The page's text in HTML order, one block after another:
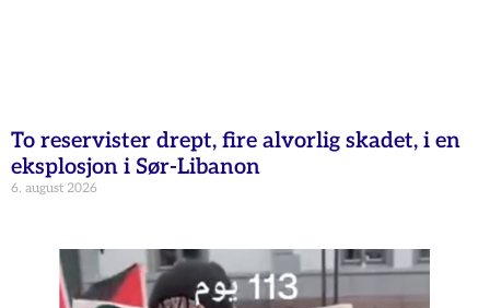
To reservister drept, fire alvorlig skadet, i en
eksplosjon i Sør-Libanon
6. august 2026